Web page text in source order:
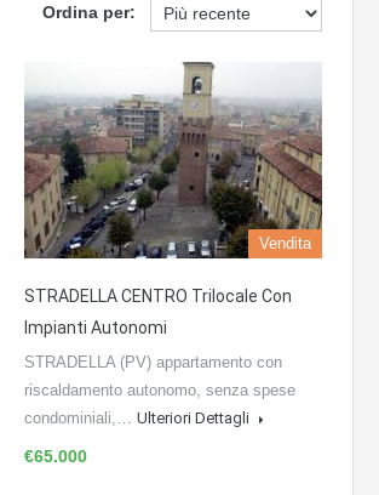
Ordina per:
Vendita
STRADELLA CENTRO Trilocale Con
Impianti Autonomi
STRADELLA (PV) appartamento con
riscaldamento autonomo, senza spese
condominiali,… Ulteriori Dettagli
€65.000